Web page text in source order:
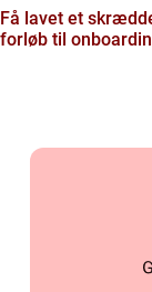
Få lavet et
forløb til